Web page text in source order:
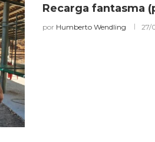
Recarga fantasma
por Humberto Wendling 27/